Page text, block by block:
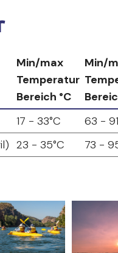
Min/max
Temperatur
Bereich °C
Min/
17 - 33°C
63 -
23 - 35°C 73 -